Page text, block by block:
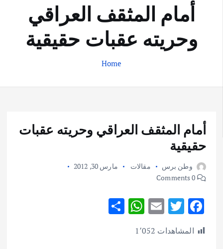
أمام المثقف العراقي
وحريته عقبات حقيقية
Home
أمام المثقف العراقي وحريته عقبات
حقيقية
وطن برس مقالات
مارس 30, 2012
F
ac
e
T
w
it
E
m
ai
W
المشاهدات 1٬052